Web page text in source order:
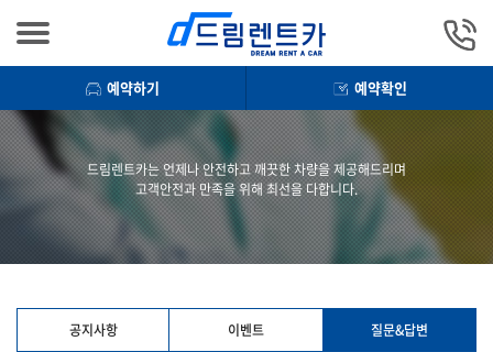
예약하기 예약확인
드림렌트카는 언제나 안전하고 깨끗한 차량을 제공해드리며
고객안전과 만족을 위해 최선을 다합니다.
공지사항 이벤트 질문&답변